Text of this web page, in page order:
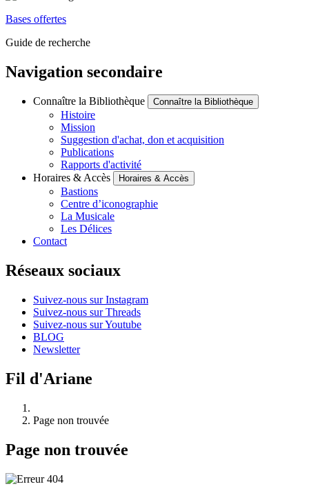
Bases offertes
Guide de recherche
Navigation secondaire
Connaître la Bibliothèque Connaître la Bibliothèque
Histoire
Mission
Suggestion d'achat, don et acquisition
Publications
Rapports d'activité
Horaires & Accès
Horaires & Accès
Bastions
Centre d’iconographie
La Musicale
Les Délices
Contact
Réseaux sociaux
Suivez-nous sur Instagram
Suivez-nous sur Threads
Suivez-nous sur Youtube
BLOG
Newsletter
Fil d'Ariane
Page non trouvée
Page non trouvée